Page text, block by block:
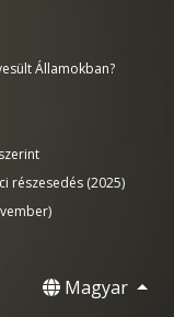
Államokban?
részesedés (2025)
Magyar